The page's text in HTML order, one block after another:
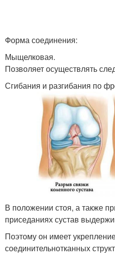
Форма соединения:
Мыщелковая.
Позволяет осуществлять
Сгибания и разгибания по
В положении стоя, а также
приседаниях сустав
Поэтому он имеет
соединительнотканных